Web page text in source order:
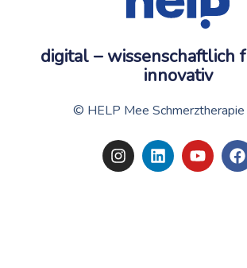
digital – wissenschaftlich
innovativ
© HELP Mee Schmerztherapie